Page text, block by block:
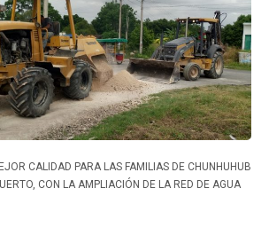
CALIDAD PARA LAS FAMILIAS DE CHUNHUHUB
CON LA AMPLIACIÓN DE LA RED DE AGUA